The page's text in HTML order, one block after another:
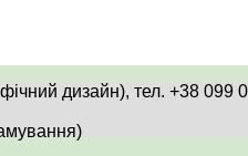
дизайн), тел. +38 099